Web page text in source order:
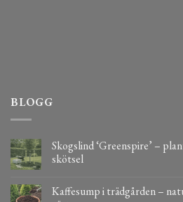
BLOGG
Skogslind ‘Greenspire’ –
skötsel
Kaffesump i trädgården –